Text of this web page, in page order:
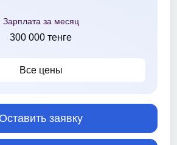
Зарплата за месяц
300 000 тенге
Все цены
Оставить заявку